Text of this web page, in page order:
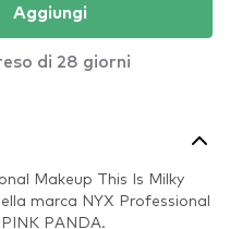
Aggiungi
di 28 giorni
Makeup This Is Milky
marca NYX Professional
PANDA.